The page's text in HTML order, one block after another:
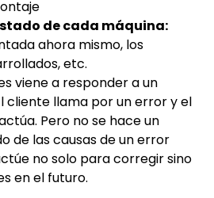
de cada máquina:
ahora mismo, los
etc.
viene a responder a un
cliente llama por un error y el
Pero no se hace un
de las causas de un error
no solo para corregir sino
en el futuro.